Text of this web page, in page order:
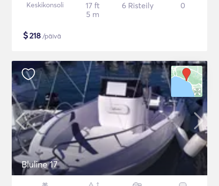
Keskikonsoli
17 ft
5 m
6 Risteily 0
$218 /päivä
Bluline 17